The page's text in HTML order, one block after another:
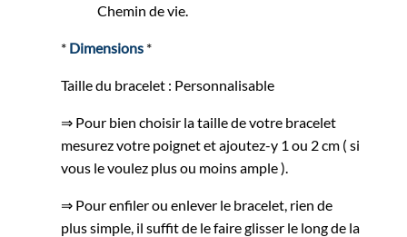
Chemin de vie.
* Dimensions *
Taille du bracelet : Personnalisable
⇒ Pour bien choisir la taille de votre bracelet
mesurez votre poignet et ajoutez-y 1 ou 2 cm ( si
vous le voulez plus ou moins ample ).
⇒ Pour enfiler ou enlever le bracelet, rien de
plus simple, il suffit de le faire glisser le long de la